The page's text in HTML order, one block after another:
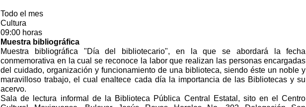
Todo el mes
Cultura
09:00 horas
Muestra bibliográfica
Muestra bibliográfica "Día del bibliotecario", en la que se abordará la fecha
conmemorativa en la cual se reconoce la labor que realizan las personas encargadas
del cuidado, organización y funcionamiento de una biblioteca, siendo éste un noble y
maravilloso trabajo, el cual enaltece cada día la importancia de las Bibliotecas y su
acervo.
Sala de lectura informal de la Biblioteca Pública Central Estatal, sito en el Centro